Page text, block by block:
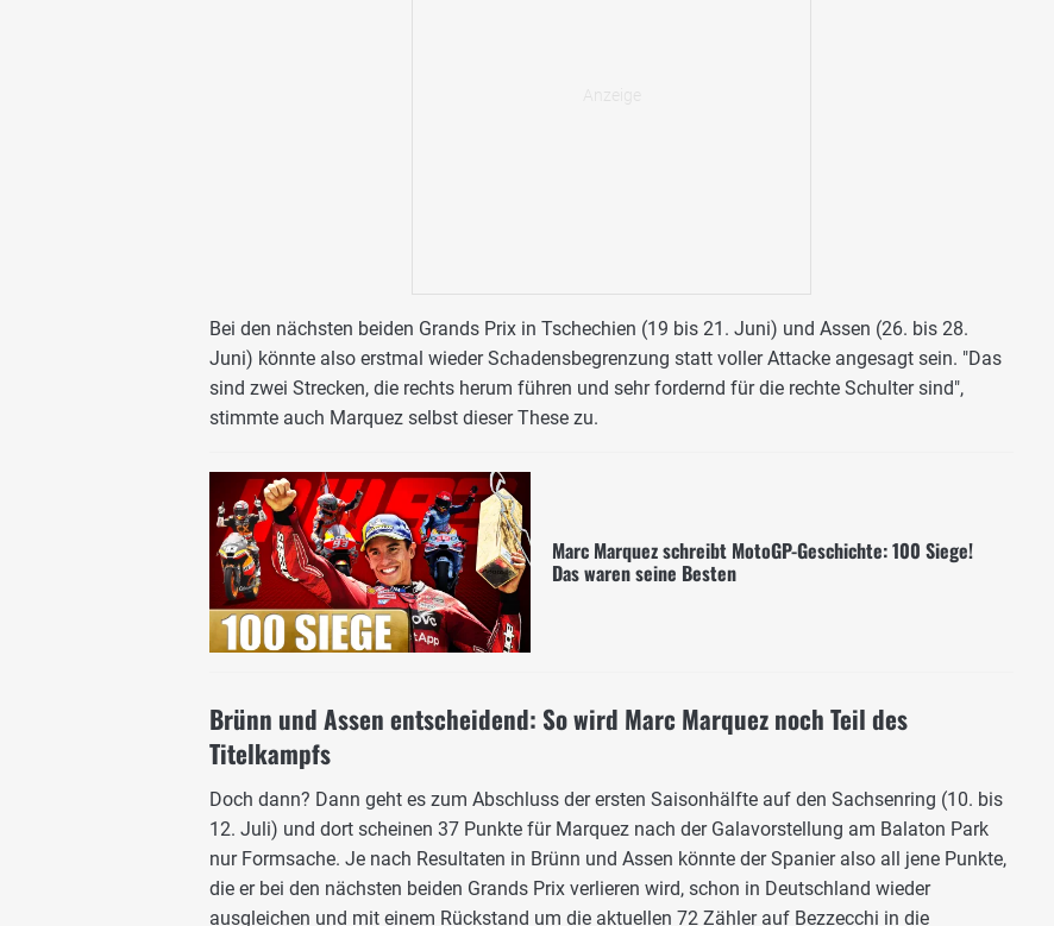
Bei den nächsten beiden Grands Prix in Tschechien (19 bis 21. Juni) und Assen (26. bis 28.
Juni) könnte also erstmal wieder Schadensbegrenzung statt voller Attacke angesagt sein. "Das
sind zwei Strecken, die rechts herum führen und sehr fordernd für die rechte Schulter sind",
stimmte auch Marquez selbst dieser These zu.
Marc Marquez schreibt MotoGP-Geschichte: 100 Siege!
Das waren seine Besten
Brünn und Assen entscheidend: So wird Marc Marquez noch Teil des
Titelkampfs
Doch dann? Dann geht es zum Abschluss der ersten Saisonhälfte auf den Sachsenring (10. bis
12. Juli) und dort scheinen 37 Punkte für Marquez nach der Galavorstellung am Balaton Park
nur Formsache. Je nach Resultaten in Brünn und Assen könnte der Spanier also all jene Punkte,
die er bei den nächsten beiden Grands Prix verlieren wird, schon in Deutschland wieder
ausgleichen und mit einem Rückstand um die aktuellen 72 Zähler auf Bezzecchi in die